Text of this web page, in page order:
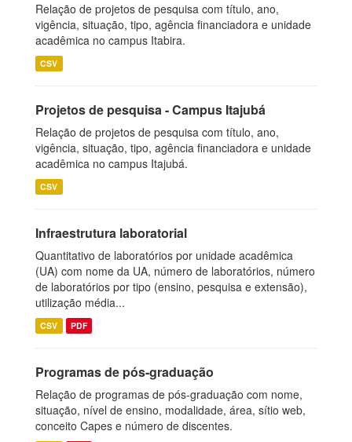
Relação de projetos de pesquisa com título, ano,
vigência, situação, tipo, agência financiadora e unidade
acadêmica no campus Itabira.
CSV
Projetos de pesquisa - Campus Itajubá
Relação de projetos de pesquisa com título, ano,
vigência, situação, tipo, agência financiadora e unidade
acadêmica no campus Itajubá.
CSV
Infraestrutura laboratorial
Quantitativo de laboratórios por unidade acadêmica
(UA) com nome da UA, número de laboratórios, número
de laboratórios por tipo (ensino, pesquisa e extensão),
utilização média...
CSV PDF
Programas de pós-graduação
Relação de programas de pós-graduação com nome,
situação, nível de ensino, modalidade, área, sítio web,
conceito Capes e número de discentes.